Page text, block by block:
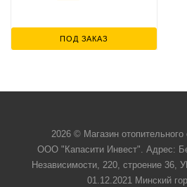
ПОД ЗАКАЗ
2026 © Магазин
ООО "Капасити Инвест". Адрес:
Независимости, 220, строение 36,
01.12.2021 Минский